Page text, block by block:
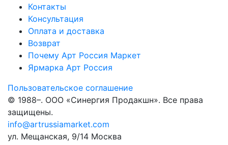
Контакты
Консультация
Оплата и доставка
Возврат
Почему Арт Россия Маркет
Ярмарка Арт Россия
Пользовательское соглашение
© 1988–. ООО «Синергия Продакшн». Все права
защищены.
info@artrussiamarket.com
ул. Мещанская, 9/14 Москва